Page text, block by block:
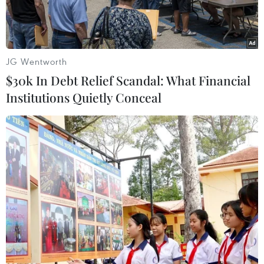
Ông Jean-Charles Negre, nguyên Điều phối viên Ban thường vụ
Đảng Cộng sản Pháp (PCF)
Theo phóng viên TTXVN tại Pháp, chiều ngày
8/9, tại trụ sở Đại sứ quán Việt Nam ở thủ đô
Paris, thừa ủy quyền của Chủ tịch nước, Đại sứ
JG Wentworth
$30k In Debt Relief Scandal: What Financial
Institutions Quietly Conceal